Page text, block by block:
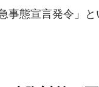
事態宣言発令」